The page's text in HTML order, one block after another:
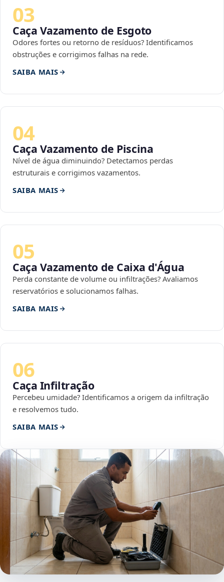
03
Caça Vazamento de Esgoto
Odores fortes ou retorno de resíduos? Identificamos
obstruções e corrigimos falhas na rede.
SAIBA MAIS
04
Caça Vazamento de Piscina
Nível de água diminuindo? Detectamos perdas
estruturais e corrigimos vazamentos.
SAIBA MAIS
05
Caça Vazamento de Caixa d'Água
Perda constante de volume ou infiltrações? Avaliamos
reservatórios e solucionamos falhas.
SAIBA MAIS
06
Caça Infiltração
Percebeu umidade? Identificamos a origem da infiltração
e resolvemos tudo.
SAIBA MAIS